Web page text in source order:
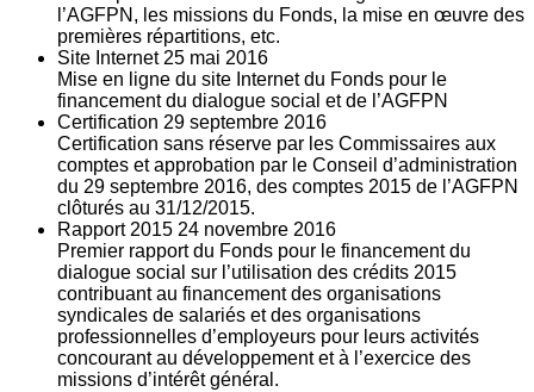
l’AGFPN, les missions du Fonds, la mise en œuvre des
premières répartitions, etc.
Site Internet 25 mai 2016
Mise en ligne du site Internet du Fonds pour le
financement du dialogue social et de l’AGFPN
Certification 29 septembre 2016
Certification sans réserve par les Commissaires aux
comptes et approbation par le Conseil d’administration
du 29 septembre 2016, des comptes 2015 de l’AGFPN
clôturés au 31/12/2015.
Rapport 2015 24 novembre 2016
Premier rapport du Fonds pour le financement du
dialogue social sur l’utilisation des crédits 2015
contribuant au financement des organisations
syndicales de salariés et des organisations
professionnelles d’employeurs pour leurs activités
concourant au développement et à l’exercice des
missions d’intérêt général.